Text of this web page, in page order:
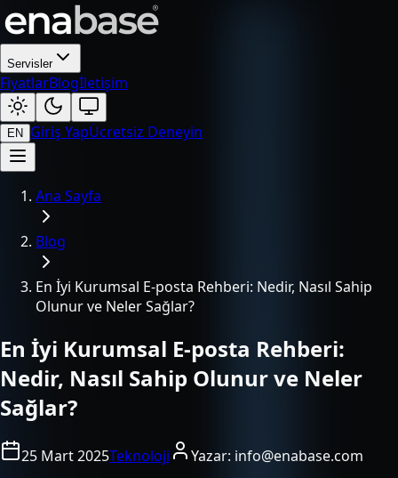
Servisler
FiyatlarBlogİletişim
EN Giriş YapÜcretsiz Deneyin
Ana Sayfa
Blog
En İyi Kurumsal E-posta Rehberi: Nedir, Nasıl Sahip
Olunur ve Neler Sağlar?
En İyi Kurumsal E-posta Rehberi:
Nedir, Nasıl Sahip Olunur ve Neler
Sağlar?
25 Mart 2025Teknoloji Yazar: info@enabase.com